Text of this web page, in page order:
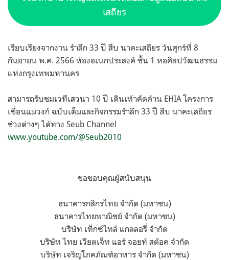
เสถียร
เรียบเรียงจากงาน รำลึก 33 ปี สืบ นาคะเสถียร วันศุกร์ที่ 8
กันยายน พ.ศ. 2566 ห้องอเนกประสงค์ ชั้น 1 หอศิลปวัฒนธรรม
แห่งกรุงเทพมหานคร
สามารถรับชมเวทีเสวนา 10 ปี เดินเท้าคัดค้าน EHIA โครงการ
เขื่อนแม่วงก์ ฉบับเต็มและกิจกรรมรำลึก 33 ปี สืบ นาคะเสถียร
ช่วงต่างๆ ได้ทาง Seub Channel
www.youtube.com/@Seub2010
ขอขอบคุณผู้สนับสนุน
ธนาคารกสิกรไทย จำกัด (มหาชน)
ธนาคารไทยพาณิชย์ จำกัด (มหาชน)
บริษัท เท็กซ์ไทล์ แกลลอรี่ จำกัด
บริษัท ไทย เวียตเจ็ท แอร์ จอยท์ สต๊อค จำกัด
บริษัท เจริญโภคภัณฑ์อาหาร จำกัด (มหาชน)